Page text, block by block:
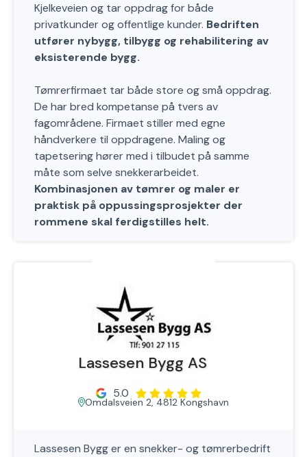
Kjelkeveien og tar oppdrag for både
privatkunder og offentlige kunder. Bedriften
utfører nybygg, tilbygg og rehabilitering av
eksisterende bygg.
Tømrerfirmaet tar både store og små oppdrag.
De har bred kompetanse på tvers av
fagområdene. Firmaet stiller med egne
håndverkere til oppdragene. Maling og
tapetsering hører med i tilbudet på samme
måte som selve snekkerarbeidet.
Kombinasjonen av tømrer og maler er
praktisk på oppussingsprosjekter der
rommene skal ferdigstilles helt.
Lassesen Bygg AS
5.0
Omdalsveien 2, 4812 Kongshavn
Lassesen Bygg er en snekker- og tømrerbedrift